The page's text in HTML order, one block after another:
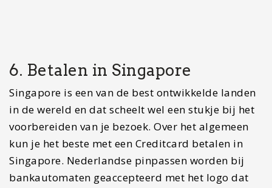
betaalt wel altijd een commissie bij het pinnen
van enkele euro’s. Dit heb je niet wanneer je met
Creditcard betaalt, maar het is altijd handig om
contact geld op zak te hebben om bijvoorbeeld
een leuke markt te bezoeken.
Fooien
In Singapore is het niet gebruikelijk om fooien te